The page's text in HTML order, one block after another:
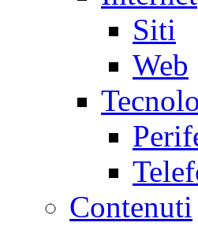
Siti
Web
Contenuti